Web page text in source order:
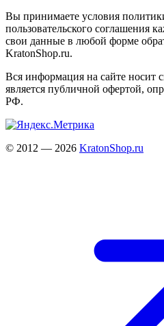
Вы принимаете условия
пользовательского соглашения
свои данные в любой форме
KratonShop.ru.
Вся информация на сайте носит
является публичной офертой,
РФ.
© 2012 — 2026 KratonShop.ru